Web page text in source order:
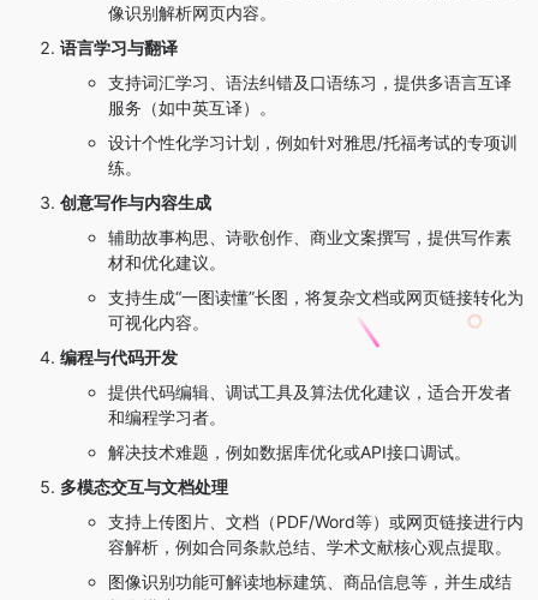
像识别解析网页内容。
语言学习与翻译
支持词汇学习、语法纠错及口语练习，提供多语言互译
服务（如中英互译）。
设计个性化学习计划，例如针对雅思/托福考试的专项训
练。
创意写作与内容生成
辅助故事构思、诗歌创作、商业文案撰写，提供写作素
材和优化建议。
支持生成“一图读懂”长图，将复杂文档或网页链接转化为
可视化内容。
编程与代码开发
提供代码编辑、调试工具及算法优化建议，适合开发者
和编程学习者。
解决技术难题，例如数据库优化或API接口调试。
多模态交互与文档处理
支持上传图片、文档（PDF/Word等）或网页链接进行内
容解析，例如合同条款总结、学术文献核心观点提取。
图像识别功能可解读地标建筑、商品信息等，并生成结